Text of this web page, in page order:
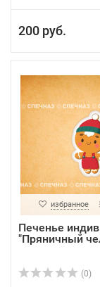
200 руб.
избранное
Печенье
"Пряничный
(0)